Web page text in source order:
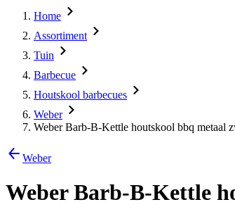
Home
Assortiment
Tuin
Barbecue
Houtskool barbecues
Weber
Weber Barb-B-Kettle houtskool bbq metaal
Weber
Weber Barb-B-Kettle